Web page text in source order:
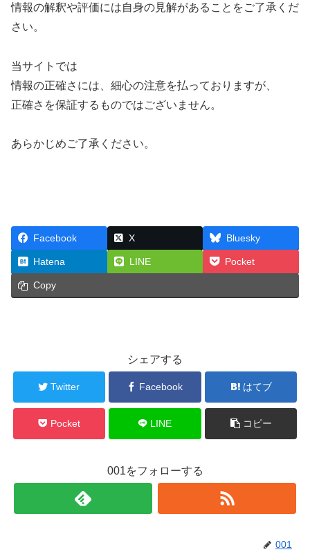
情報の解釈や評価には自身の見解があることをご了承くだ
さい。
当サイトでは
情報の正確さには、細心の注意を払っておりますが、
正確さを保証するものではございません。
あらかじめご了承ください。
Facebook X Bluesky
Hatena LINE Pocket
Copy
シェアする
Twitter Facebook はてブ
Pocket LINE コピー
001をフォローする
001